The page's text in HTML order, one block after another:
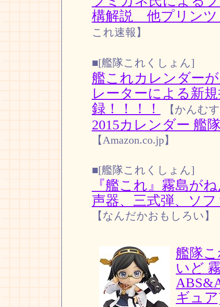
構解説 他プリンツ
これ速報】
■[艦隊これくしょん]
艦これカレンダー
レーターによる新
録！！！！
【かんむ
2015カレンダー 艦
【Amazon.co.jp】
■[艦隊これくしょん]
『艦これ』霧島が
声器、三式弾、ソ
【なんだかおもしろい】
艦隊
いど
ギュ